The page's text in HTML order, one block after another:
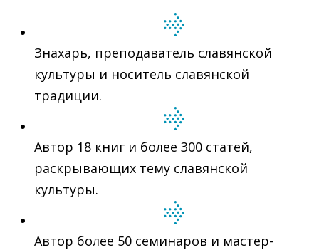
Знахарь, преподаватель славянской
культуры и носитель славянской
традиции.
Автор 18 книг и более 300 статей,
раскрывающих тему славянской
культуры.
Автор более 50 семинаров и мастер-